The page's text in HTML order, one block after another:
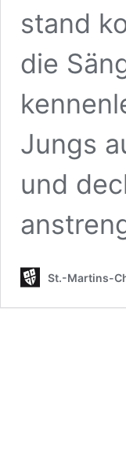
stand
die
Jungs
und
St.-Martins-